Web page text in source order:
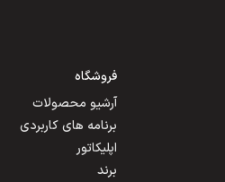
فروشگاه
آرشیو محصولات
برنامه های کاربردی
اپلیکاتور
برند